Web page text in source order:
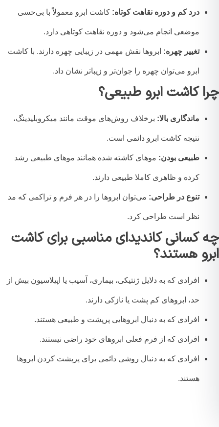
درد کم و دوره نقاهت کوتاه:کاشت ابرو معمولاً با بی‌حسی
موضعی انجام می‌شود و دوره نقاهت کوتاهی دارد.
تغییر چهره:ابروها نقش مهمی در زیبایی چهره دارند. با کاشت
ابرو می‌توان چهره را جوان‌تر و زیباتر نشان داد.
کاشت ابرو طبیعی؟
ماندگاری بالا:برخلاف روش‌های موقت مانند میکروبلیدینگ،
نتیجه کاشت ابرو دائمی است.
طبیعی بودن:موهای کاشته شده همانند موهای طبیعی رشد
کرده و ظاهری کاملا طبیعی دارند.
تنوع در طراحی:می‌توان ابروها را در هر فرم و تراکمی که مد
نظر است طراحی کرد.
کسانی کاندیدای مناسبی برای کاشت
هستند؟
افرادی که به دلایل ژنتیکی، بیماری، آسیب یا اپیلاسیون بیش از
حد، ابروهای کم پشت یا نازکی دارند.
افرادی که به دنبال ابروهایی پرپشت و طبیعی هستند.
افرادی که از فرم فعلی ابروهای خود راضی نیستند.
افرادی که به دنبال روشی دائمی برای پرپشت کردن ابروها
هستند.